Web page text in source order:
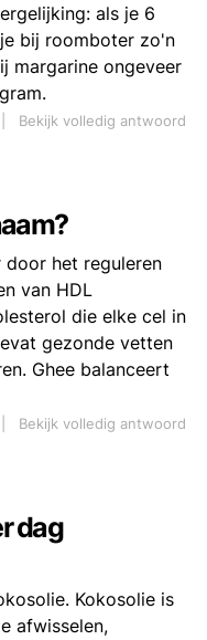
als je 6
bij roomboter zo'n
margarine ongeveer
Bekijk volledig antwoord
door het reguleren
van HDL
die elke cel in
gezonde vetten
Ghee balanceert
Bekijk volledig antwoord
dag
Kokosolie is
afwisselen,